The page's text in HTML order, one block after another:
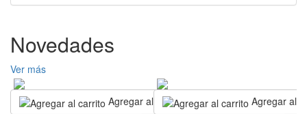
Novedades
Ver más
Agregar al carrito
Agregar al